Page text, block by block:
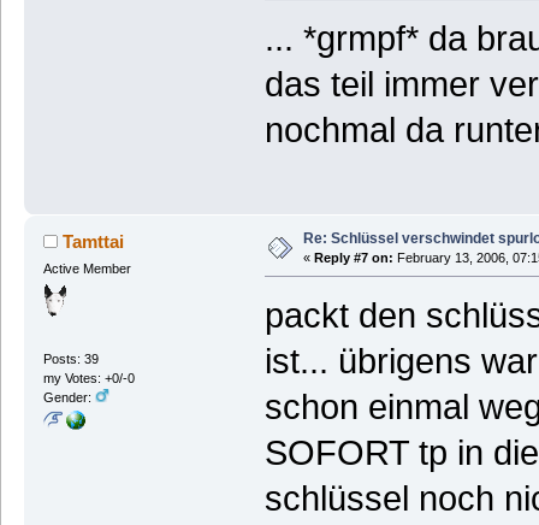
... *grmpf* da
das teil immer
nochmal da
Tamttai
Active Member
Posts: 39
my Votes: +0/-0
Gender:
Re: Schlüssel verschwindet
« Reply #7 on: February 13, 2006,
packt den
ist... übrigens
schon einmal
SOFORT tp in
schlüssel noch